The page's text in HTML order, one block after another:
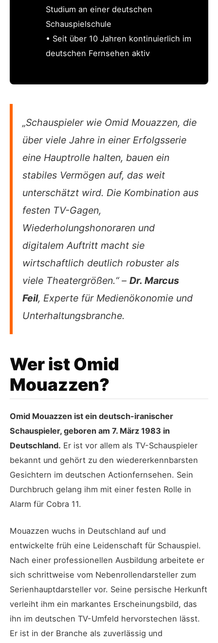
Studium an einer deutschen
Schauspielschule
• Seit über 10 Jahren kontinuierlich im
deutschen Fernsehen aktiv
„Schauspieler wie Omid Mouazzen, die
über viele Jahre in einer Erfolgsserie
eine Hauptrolle halten, bauen ein
stabiles Vermögen auf, das weit
unterschätzt wird. Die Kombination aus
festen TV-Gagen,
Wiederholungshonoraren und
digitalem Auftritt macht sie
wirtschaftlich deutlich robuster als
viele Theatergrößen.“ – Dr. Marcus
Feil, Experte für Medienökonomie und
Unterhaltungsbranche.
Wer ist Omid
Mouazzen?
Omid Mouazzen ist ein deutsch-iranischer
Schauspieler, geboren am 7. März 1983 in
Deutschland. Er ist vor allem als TV-Schauspieler
bekannt und gehört zu den wiedererkennbarsten
Gesichtern im deutschen Actionfernsehen. Sein
Durchbruch gelang ihm mit einer festen Rolle in
Alarm für Cobra 11.
Mouazzen wuchs in Deutschland auf und
entwickelte früh eine Leidenschaft für Schauspiel.
Nach einer professionellen Ausbildung arbeitete er
sich schrittweise vom Nebenrollendarsteller zum
Serienhauptdarsteller vor. Seine persische Herkunft
verleiht ihm ein markantes Erscheinungsbild, das
ihn im deutschen TV-Umfeld hervorstechen lässt.
Er ist in der Branche als zuverlässig und